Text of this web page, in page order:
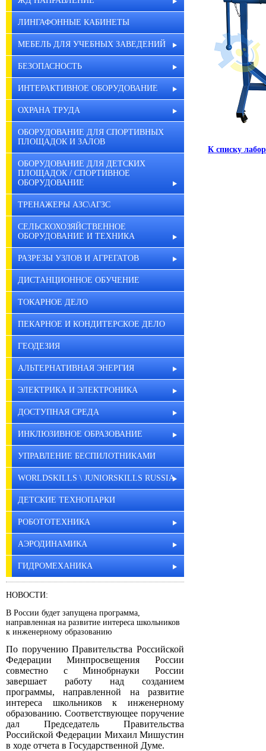
ЛИНГАФОННЫЕ КАБИНЕТЫ
МЕБЕЛЬ ДЛЯ УЧЕБНЫХ ЗАВЕДЕНИЙ
БЕЗОПАСНОСТЬ
ИНТЕРАКТИВНОЕ ОБОРУДОВАНИЕ
ОХРАНА ТРУДА
ОБОРУДОВАНИЕ ДЛЯ СПОРТИВНЫХ
ПЛОЩАДОК И ЗАЛОВ
ОБОРУДОВАНИЕ ДЛЯ ДЕТСКИХ
ПЛОЩАДОК / СПОРТИВНОЕ
ОБОРУДОВАНИЕ
ТРЕНАЖЕРЫ АЗС\АГЗС
СЕЛЬСКОХОЗЯЙСТВЕННОЕ
ОБОРУДОВАНИЕ И ТЕХНИКА
РАЗРЕЗЫ УЗЛОВ И АГРЕГАТОВ
ДИСТАНЦИОННОЕ ОБУЧЕНИЕ
ТОКАРНОЕ ДЕЛО
ПЕКАРНОЕ И КОНДИТЕРСКОЕ ДЕЛО
ГЕОДЕЗИЯ
АЛЬТЕРНАТИВНАЯ ЭНЕРГИЯ
ЭЛЕКТРИКА И ЭЛЕКТРОНИКА
ДОСТУПНАЯ СРЕДА
ИНКЛЮЗИВНОЕ ОБРАЗОВАНИЕ
УПРАВЛЕНИЕ БЕСПИЛОТНИКАМИ
WORLDSKILLS \ JUNIORSKILLS RUSSIA
ДЕТСКИЕ ТЕХНОПАРКИ
РОБОТОТЕХНИКА
АЭРОДИНАМИКА
ГИДРОМЕХАНИКА
НОВОСТИ:
В России будет запущена программа,
направленная на развитие интереса школьников
к инженерному образованию
По поручению Правительства Российской
Федерации Минпросвещения России
совместно с Минобрнауки России
завершает работу над созданием
программы, направленной на развитие
интереса школьников к инженерному
образованию. Соответствующее поручение
дал Председатель Правительства
Российской Федерации Михаил Мишустин
в ходе отчета в Государственной Думе.
К списку